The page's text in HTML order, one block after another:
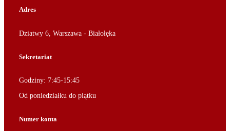
Adres
Dziatwy 6, Warszawa - Białołęka
Sekretariat
Godziny: 7:45-15:45
Od poniedziałku do piątku
Numer konta